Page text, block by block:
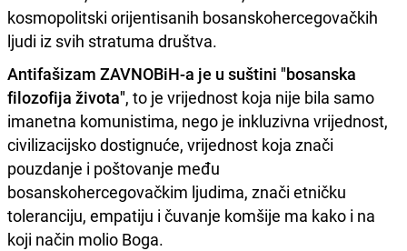
kosmopolitski orijentisanih bosanskohercegovačkih
ljudi iz svih stratuma društva.
Antifašizam ZAVNOBiH-a je u suštini "bosanska
filozofija života", to je vrijednost koja nije bila samo
imanetna komunistima, nego je inkluzivna vrijednost,
civilizacijsko dostignuće, vrijednost koja znači
pouzdanje i poštovanje među
bosanskohercegovačkim ljudima, znači etničku
toleranciju, empatiju i čuvanje komšije ma kako i na
koji način molio Boga.